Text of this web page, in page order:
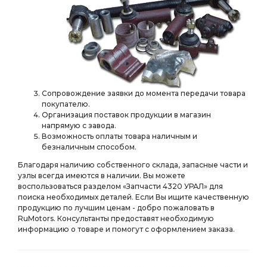
РЕДУКТОР СРЕДНЕГО МОСТА i=6,77
СРЕДНЕГО МОСТА i=6,77
фланец с торцевыми шлицами пневмотормоза
Редуктор з/моста в сборе
Редуктор з/моста в сборе i=6.77 з/моста в сборе
з/моста в сборе i=6.77 з/моста в сборе i=6.77 48 зуб
сборе i=6.77 сборе i=6.77 48 зуб
фланец с торц. шлицами а/м торц. шлицами а/м
БМКД 2 фланца с торцевыми
БМКД 2 фланца с торцевыми шлицами зуб 2 фланца
зуб 2 фланца с торц. зуб 2 фланца с торц. шлицами
зуб с БМКД 2 фланца зуб с БМКД фланцы
Сопровождение заявки до момента передачи товара
покупателю.
Организация поставок продукции в магазин
напрямую с завода.
Возможность оплаты товара наличным и
безналичным способом.
Благодаря наличию собственного склада, запасные части и
узлы всегда имеются в наличии. Вы можете
воспользоваться разделом «Запчасти 4320 УРАЛ» для
поиска необходимых деталей. Если Вы ищите качественную
продукцию по лучшим ценам - добро пожаловать в
RuMotors. Консультанты предоставят необходимую
информацию о товаре и помогут с оформлением заказа.